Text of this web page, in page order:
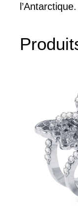
l’Antarctique.